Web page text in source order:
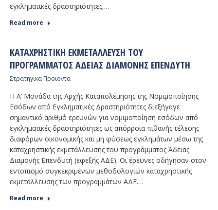
εγκληματικές δραστηριότητες,…
Read more
ΚΑΤΑΧΡΗΣΤΙΚΉ ΕΚΜΕΤΆΛΛΕΥΣΗ ΤΟΥ
ΠΡΟΓΡΆΜΜΑΤΟΣ ΆΔΕΙΑΣ ΔΙΑΜΟΝΉΣ ΕΠΕΝΔΥΤΉ
Στρατηγικα Προιοντα
Η Α’ Μονάδα της Αρχής Καταπολέμησης της Νομιμοποίησης
Εσόδων από Εγκληματικές Δραστηριότητες διεξήγαγε
σημαντικό αριθμό ερευνών για νομιμοποίηση εσόδων από
εγκληματικές δραστηριότητες ως απόρροια πιθανής τέλεσης
διαφόρων οικονομικής και μη φύσεως εγκλημάτων μέσω της
καταχρηστικής εκμετάλλευσης του προγράμματος Άδειας
Διαμονής Επενδυτή (εφεξής ΑΔΕ). Οι έρευνες οδήγησαν στον
εντοπισμό συγκεκριμένων μεθοδολογιών καταχρηστικής
εκμετάλλευσης των προγραμμάτων ΑΔΕ.…
Read more